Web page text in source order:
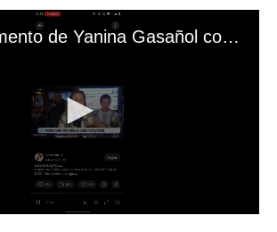
El mal momento de Yanina Gasañol con un hincha argentino en "Subrayado"